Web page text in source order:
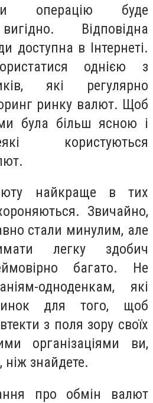
операцію буде
Відповідна
доступна в Інтернеті.
однією з
які регулярно
ринку валют. Щоб
була більш ясною і
користуються
найкраще в тих
Звичайно,
стали минулим, але
легку здобич
багато. Не
одноденкам, які
для того, щоб
з поля зору своїх
організаціями ви,
ніж знайдете.
про обмін валют